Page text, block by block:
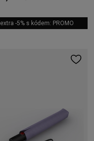
extra -5% s kódem: PROMO